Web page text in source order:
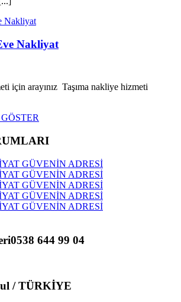
Nakliyat
için arayınız Taşıma nakliye hizmeti
0538 644 99 04
/ TÜRKİYE